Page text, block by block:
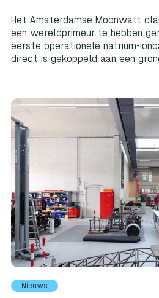
Het Amsterdamse Moonwatt
een wereldprimeur te hebben
eerste operationele natrium-
direct is gekoppeld aan een
Nieuws